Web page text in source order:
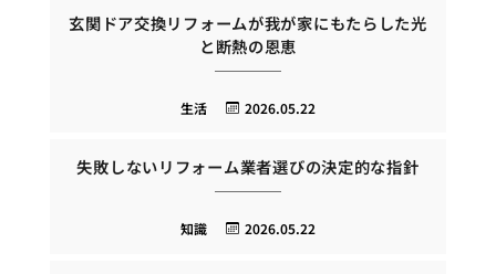
玄関ドア交換リフォームが我が家にもたらした光
と断熱の恩恵
2026.05.22
生活
失敗しないリフォーム業者選びの決定的な指針
2026.05.22
知識